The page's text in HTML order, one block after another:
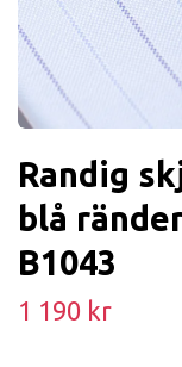
Randig
blå
B1043
1 190 kr